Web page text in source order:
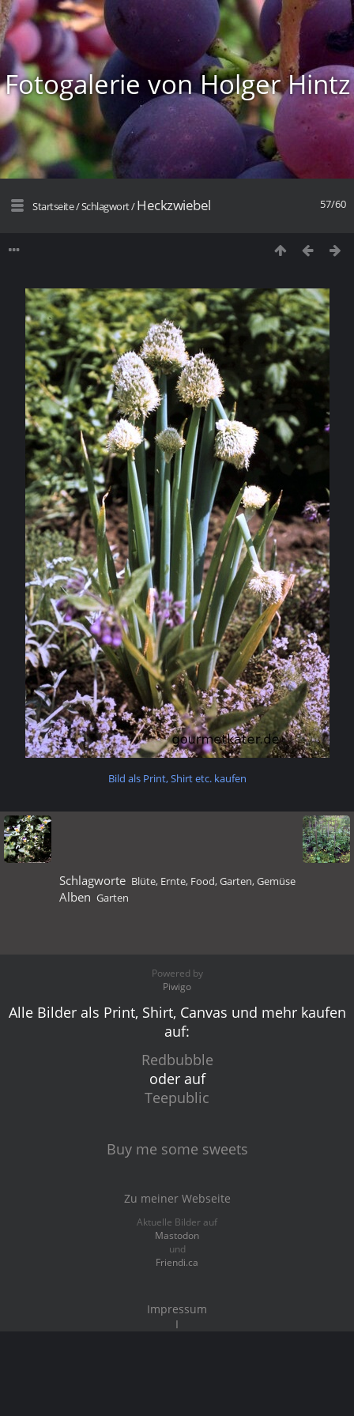
Fotogalerie von Holger Hintz
57/60
Startseite/Schlagwort/Heckzwiebel
Bild als Print, Shirt etc. kaufen
Schlagworte Blüte, Ernte, Food,Garten,Gemüse
Alben Garten
Powered by
Piwigo
Alle Bilder als Print, Shirt, Canvas und mehr kaufen
auf:
Redbubble
oder auf
Teepublic
Buy me some sweets
Zu meiner Webseite
Aktuelle Bilder auf
Mastodon
und
Friendi.ca
Impressum
I